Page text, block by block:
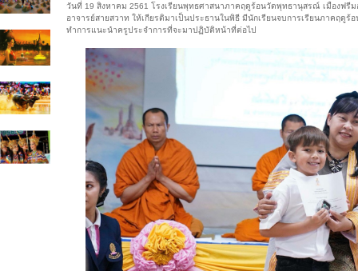
วันที่ 19 สิงหาคม 2561 โรงเรียนพุทธศาสนาภาคฤดูร้อนวัดพุทธานุสรณ์ เมืองฟ
อาจารย์สายสวาท ให้เกียรติมาเป็นประธานในพิธี มีนักเรียนจบการเรียนภาคฤดู
ทำการแนะนำครูประจำการที่จะมาปฏิบัติหน้าที่ต่อไป